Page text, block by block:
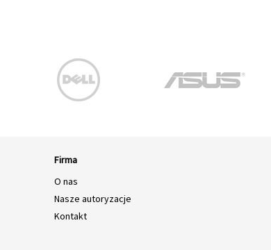
Firma
O nas
Nasze autoryzacje
Kontakt